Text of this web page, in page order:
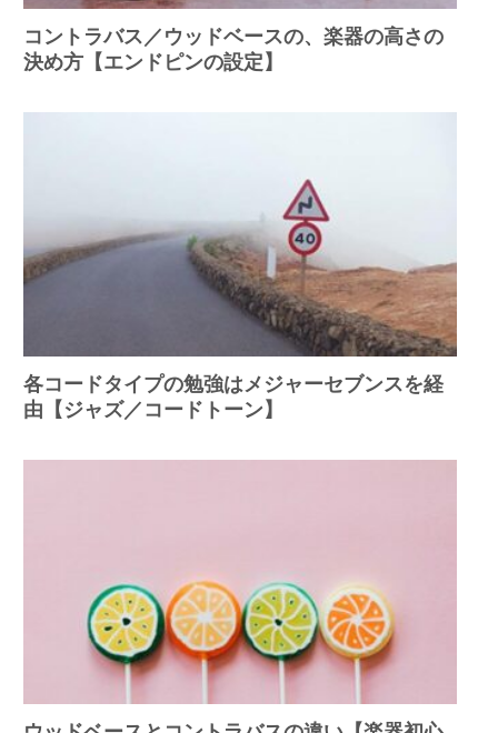
コントラバス／ウッドベースの、楽器の高さの
決め方【エンドピンの設定】
各コードタイプの勉強はメジャーセブンスを経
由【ジャズ／コードトーン】